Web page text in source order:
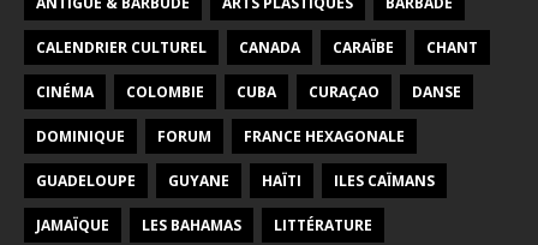
CALENDRIER CULTUREL CANADA CARAÏBE CHANT
CINÉMA COLOMBIE CUBA CURAÇAO DANSE
DOMINIQUE FORUM FRANCE HEXAGONALE
GUADELOUPE GUYANE HAÏTI ILES CAÏMANS
JAMAÏQUE LES BAHAMAS LITTÉRATURE